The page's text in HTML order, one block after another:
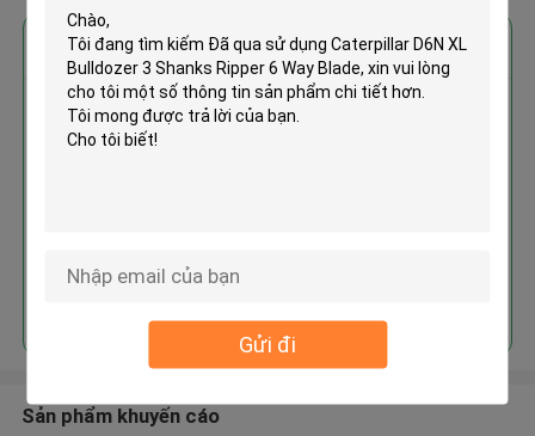
Gửi đi
Nhận giá tốt nhất cho
Đã qua sử dụng Caterpillar D6N
Sản phẩm khuyến cáo